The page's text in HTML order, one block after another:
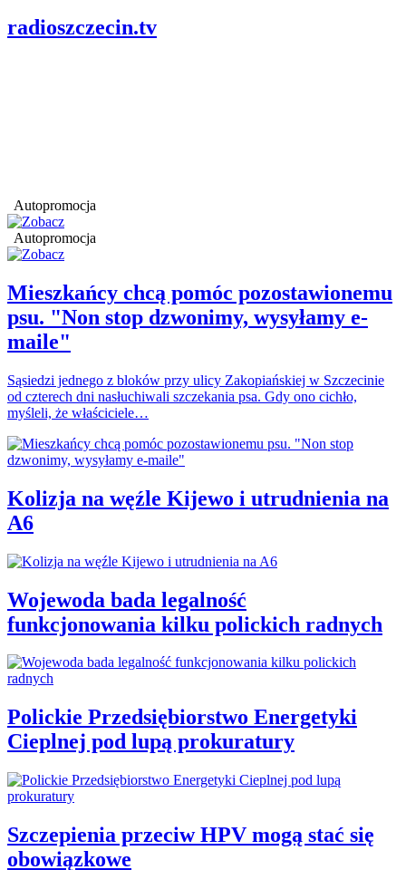
radioszczecin.tv
Autopromocja
Autopromocja
Mieszkańcy chcą pomóc pozostawionemu
psu. "Non stop dzwonimy, wysyłamy e-
maile"
Sąsiedzi jednego z bloków przy ulicy Zakopiańskiej w Szczecinie
od czterech dni nasłuchiwali szczekania psa. Gdy ono cichło,
myśleli, że właściciele…
Kolizja na węźle Kijewo i utrudnienia na
A6
Wojewoda bada legalność
funkcjonowania kilku polickich radnych
Polickie Przedsiębiorstwo Energetyki
Cieplnej pod lupą prokuratury
Szczepienia przeciw HPV mogą stać się
obowiązkowe